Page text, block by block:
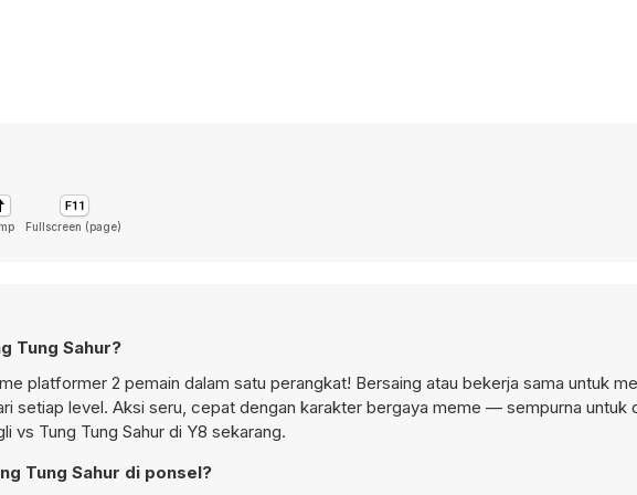
Fullscreen (page)
Tung Sahur?
platformer 2 pemain dalam satu perangkat! Bersaing atau bekerja sama untuk
setiap level. Aksi seru, cepat dengan karakter bergaya meme — sempurna untuk
vs Tung Tung Sahur di Y8 sekarang.
Tung Sahur di ponsel?